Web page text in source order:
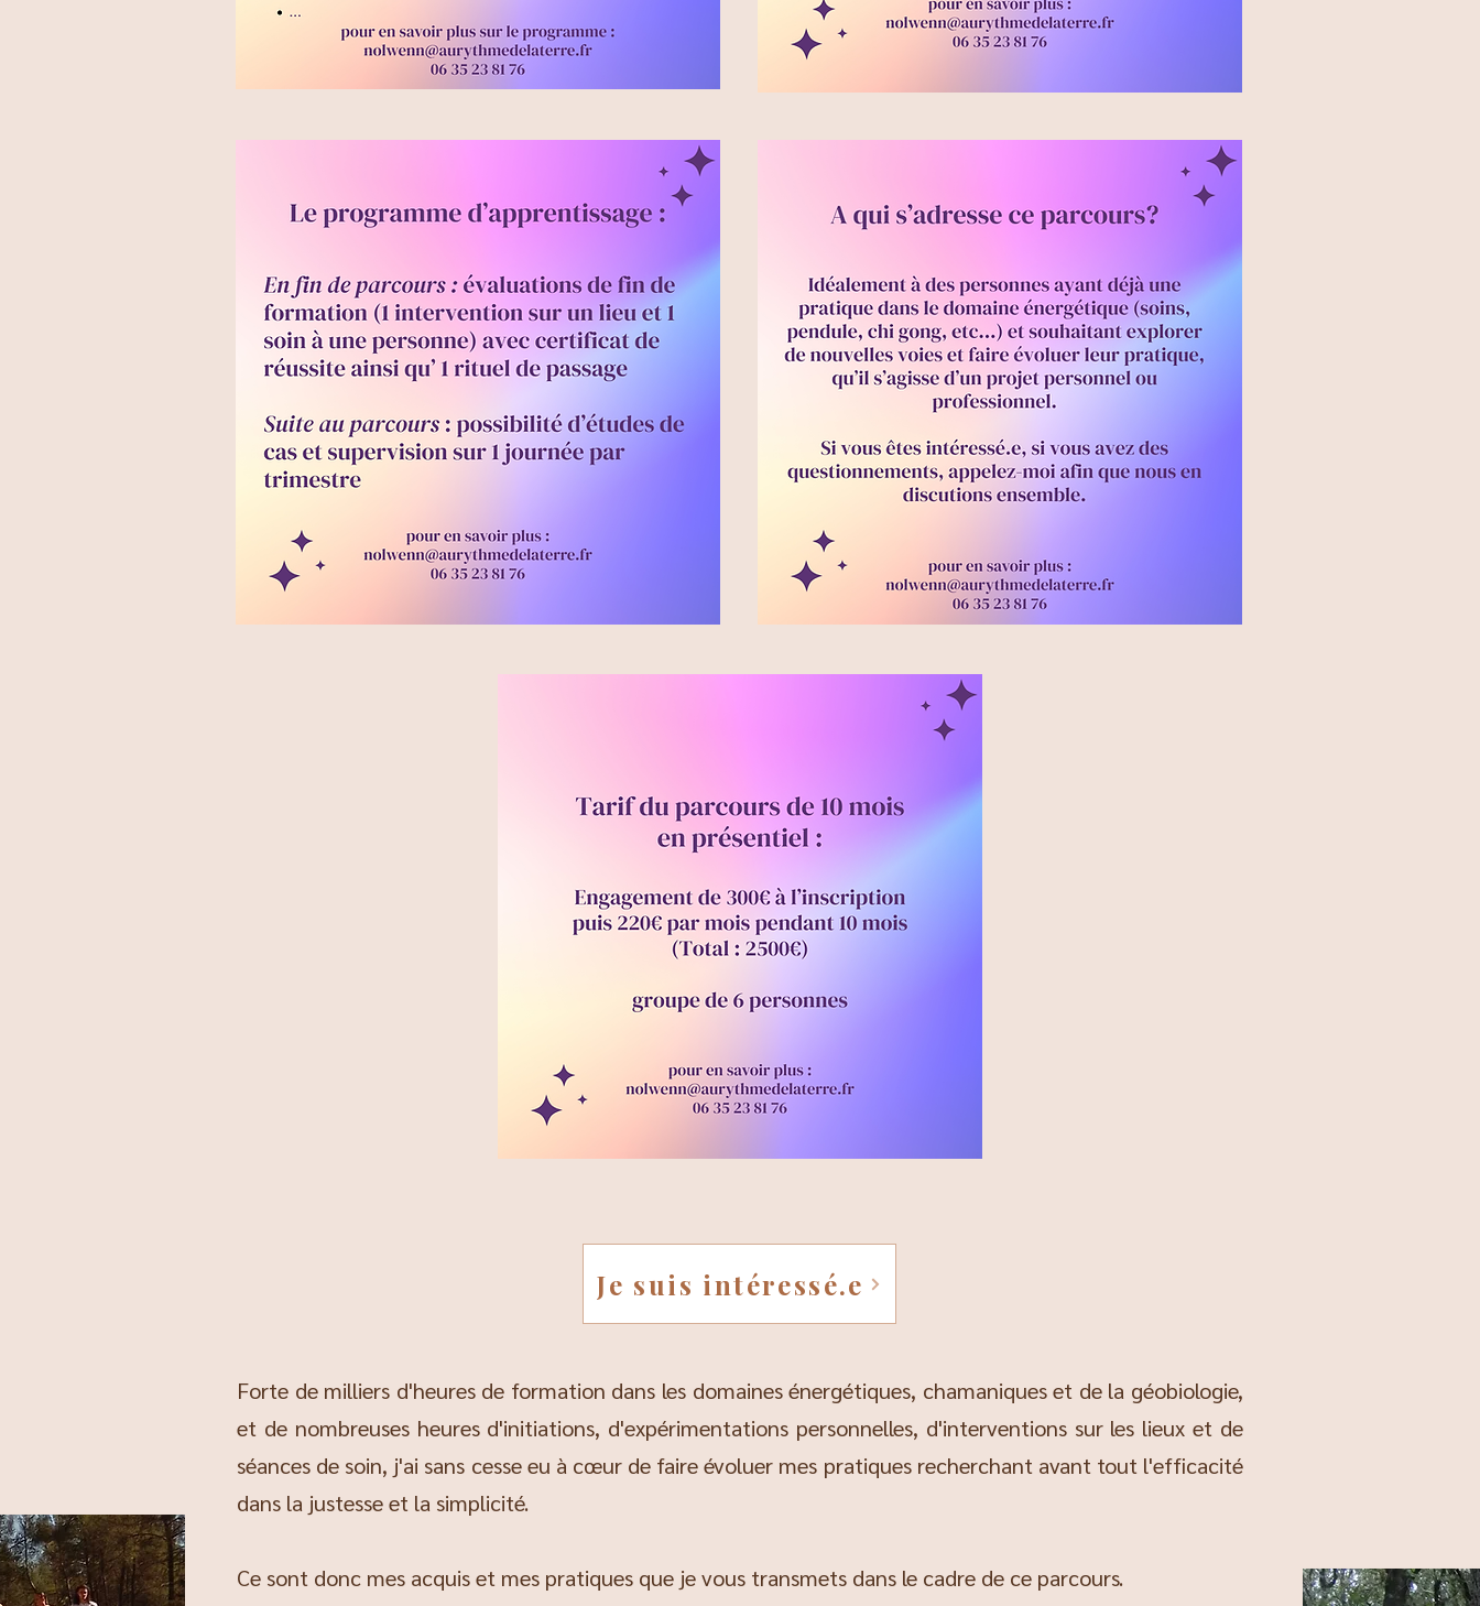
Je suis intéressé.e
Forte de milliers d'heures de formation dans les domaines énergétiques, chamaniques et de la géobiologie,
et de nombreuses heures d'initiations, d'expérimentations personnelles, d'interventions sur les lieux et de
séances de soin, j'ai sans cesse eu à cœur de faire évoluer mes pratiques recherchant avant tout l'efficacité
dans la justesse et la simplicité.
Ce sont donc mes acquis et mes pratiques que je vous transmets dans le cadre de ce parcours.